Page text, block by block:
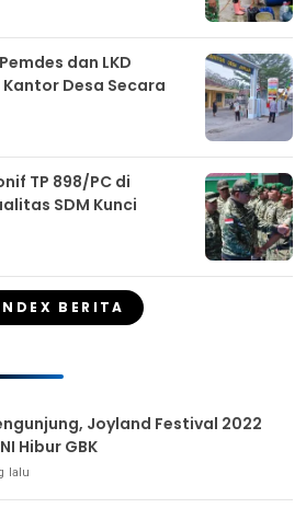
dan LKD
Desa Secara
TP 898/PC di
SDM Kunci
BERITA
Joyland Festival 2022
Hibur GBK
lalu